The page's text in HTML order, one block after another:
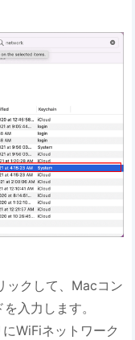
ックして、Macコン
入力します。
WiFiネットワーク